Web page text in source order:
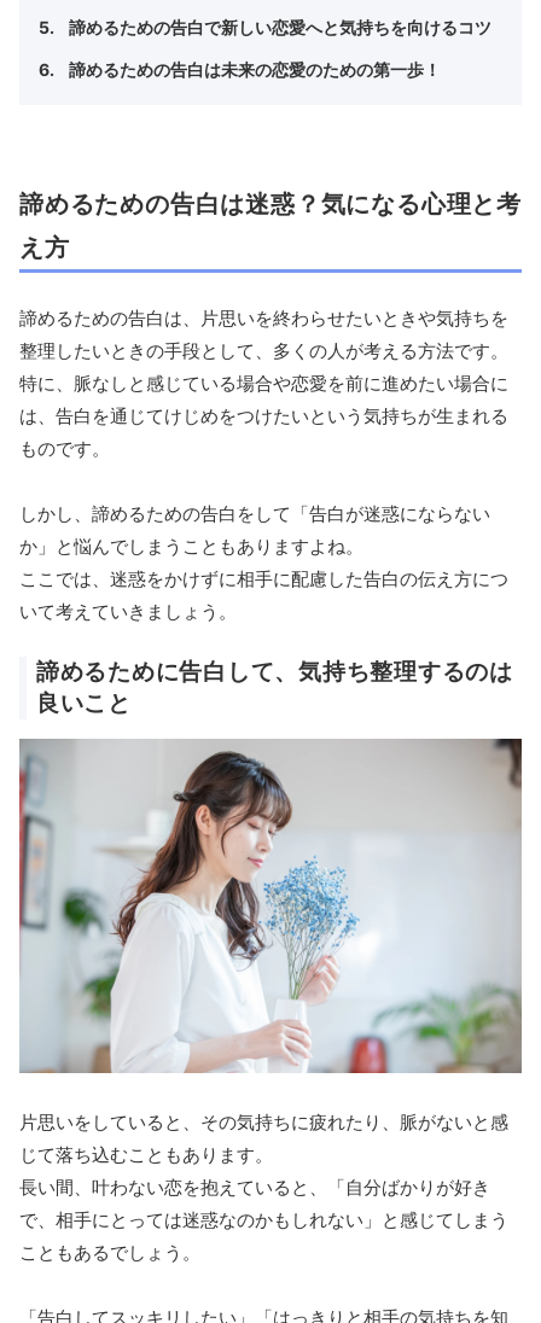
諦めるための告白で新しい恋愛へと気持ちを向けるコツ
諦めるための告白は未来の恋愛のための第一歩！
諦めるための告白は迷惑？気になる心理と考
え方
諦めるための告白は、片思いを終わらせたいときや気持ちを
整理したいときの手段として、多くの人が考える方法です。
特に、脈なしと感じている場合や恋愛を前に進めたい場合に
は、告白を通じてけじめをつけたいという気持ちが生まれる
ものです。
しかし、諦めるための告白をして「告白が迷惑にならない
か」と悩んでしまうこともありますよね。
ここでは、迷惑をかけずに相手に配慮した告白の伝え方につ
いて考えていきましょう。
諦めるために告白して、気持ち整理するのは
良いこと
片思いをしていると、その気持ちに疲れたり、脈がないと感
じて落ち込むこともあります。
長い間、叶わない恋を抱えていると、「自分ばかりが好き
で、相手にとっては迷惑なのかもしれない」と感じてしまう
こともあるでしょう。
「告白してスッキリしたい」「はっきりと相手の気持ちを知